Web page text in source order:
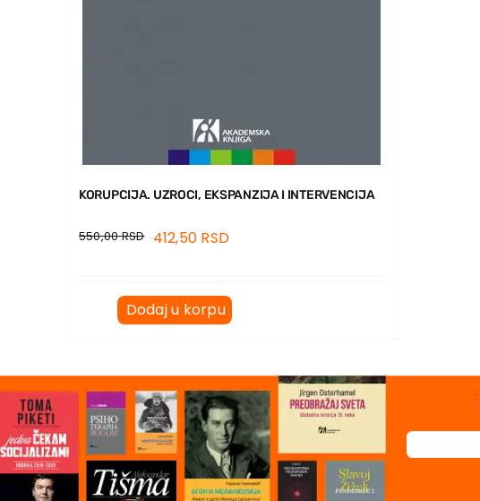
KORUPCIJA. UZROCI, EKSPANZIJA I INTERVENCIJA
550,00RSD 412,50 RSD
Dodaj u korpu